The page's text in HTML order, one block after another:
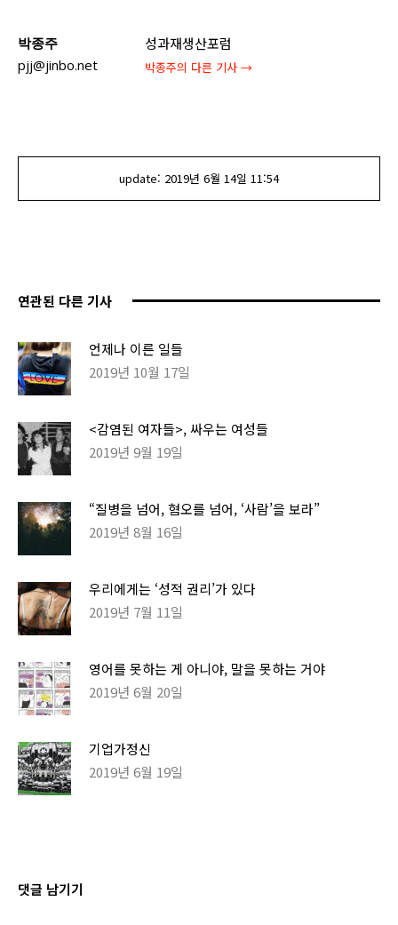
박종주
pjj@jinbo.net
성과재생산포럼
박종주의 다른 기사 →
update: 2019년 6월 14일 11:54
연관된 다른 기사
언제나 이른 일들
2019년 10월 17일
<감염된 여자들>, 싸우는 여성들
2019년 9월 19일
“질병을 넘어, 혐오를 넘어, ‘사람’을 보라”
2019년 8월 16일
우리에게는 ‘성적 권리’가 있다
2019년 7월 11일
영어를 못하는 게 아니야, 말을 못하는 거야
2019년 6월 20일
기업가정신
2019년 6월 19일
댓글 남기기